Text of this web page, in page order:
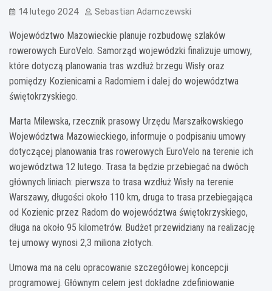
14 lutego 2024 Sebastian Adamczewski
Województwo Mazowieckie planuje rozbudowę szlaków
rowerowych EuroVelo. Samorząd wojewódzki finalizuje umowy,
które dotyczą planowania tras wzdłuż brzegu Wisły oraz
pomiędzy Kozienicami a Radomiem i dalej do województwa
świętokrzyskiego.
Marta Milewska, rzecznik prasowy Urzędu Marszałkowskiego
Województwa Mazowieckiego, informuje o podpisaniu umowy
dotyczącej planowania tras rowerowych EuroVelo na terenie ich
województwa 12 lutego. Trasa ta będzie przebiegać na dwóch
głównych liniach: pierwsza to trasa wzdłuż Wisły na terenie
Warszawy, długości około 110 km, druga to trasa przebiegająca
od Kozienic przez Radom do województwa świętokrzyskiego,
długa na około 95 kilometrów. Budżet przewidziany na realizację
tej umowy wynosi 2,3 miliona złotych.
Umowa ma na celu opracowanie szczegółowej koncepcji
programowej. Głównym celem jest dokładne zdefiniowanie